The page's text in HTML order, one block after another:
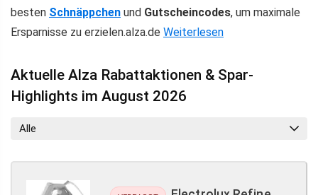
besten Schnäppchen und Gutscheincodes, um maximale
Ersparnisse zu erzielen.alza.de Weiterlesen
Aktuelle Alza Rabattaktionen & Spar-
Highlights im August 2026
Alle